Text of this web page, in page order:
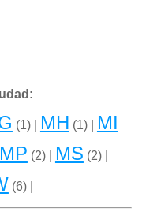
(1) | MH (1) | MI
MP (2) | MS (2) |
(6) |